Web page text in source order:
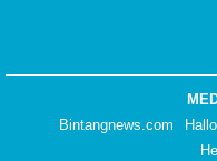
Bintangnews.com